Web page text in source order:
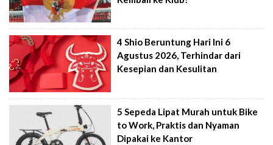
4 Shio Beruntung Hari Ini 6
Agustus 2026, Terhindar dari
Kesepian dan Kesulitan
5 Sepeda Lipat Murah untuk Bike
to Work, Praktis dan Nyaman
Dipakai ke Kantor